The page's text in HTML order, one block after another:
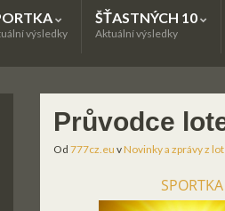
výsledky
ŠŤASTNÝCH 10
Aktuální výsledky
Průvodce
Od 777cz.eu vNovinky a zprávy z
SPORTKA